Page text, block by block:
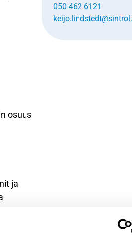
osuus
ja
050 462 6121